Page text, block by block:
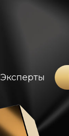
Эксперты